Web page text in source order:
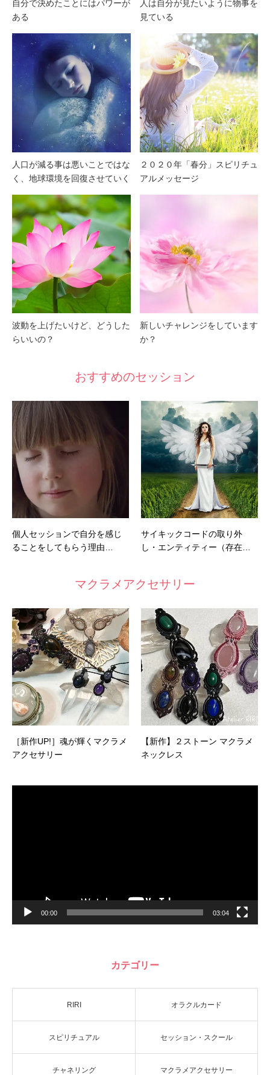
自分で決めたことにはパワーが
ある
人は自分が見たいように物事を
見ている
人口が減る事は悪いことではな
く、地球環境を回復させていく
２０２０年「春分」スピリチュ
アルメッセージ
波動を上げたいけど、どうした
らいいの？
新しいチャレンジをしています
か？
おすすめのセッション
個人セッションで自分を感じ
ることをしてもらう理由…
サイキックコードの取り外
し・エンティティー（存在…
マクラメアクセサリー
［新作UP!］魂が輝くマクラメ
アクセサリー
【新作】２ストーン マクラメ
ネックレス
00:00 03:04
カテゴリー
RIRI オラクルカード
スピリチュアル セッション・スクール
チャネリング マクラメアクセサリー